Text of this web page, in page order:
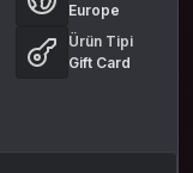
Europe
Ürün Tipi
Gift Card